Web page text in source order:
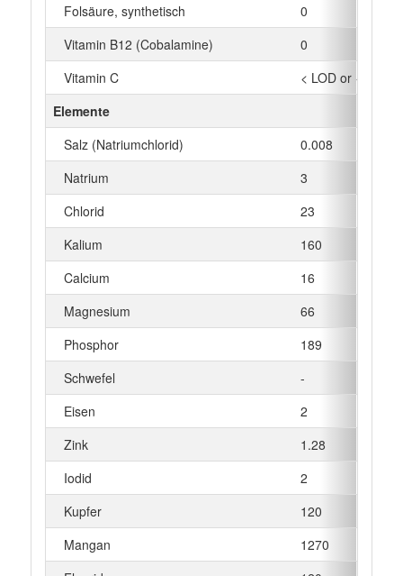
Folsäure, synthetisch
0
Vitamin B12 (Cobalamine)
0
Vitamin C
< LOD or < LOQ
Elemente
Salz (Natriumchlorid)
0.008
Natrium
3
Chlorid
23
Kalium
160
Calcium
16
Magnesium
66
Phosphor
189
Schwefel
-
Eisen
2
Zink
1.28
Iodid
2
Kupfer
120
Mangan
1270